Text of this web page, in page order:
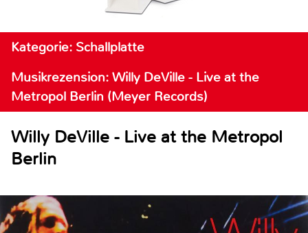
Kategorie: Schallplatte
Musikrezension: Willy DeVille - Live at the
Metropol Berlin (Meyer Records)
Willy DeVille - Live at the Metropol
Berlin